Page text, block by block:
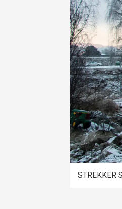
STREKKER